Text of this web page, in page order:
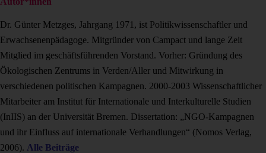
Dr. Günter Metzges, Jahrgang 1971, ist Politikwissenschaftler und
Erwachsenenpäda­goge. Mitgründer von Campact und lange Zeit
Mitglied im geschäftsführenden Vorstand. Vorher: Gründung des
Ökologischen Zentrums in Verden/Aller und Mitwirkung in
verschiedenen politischen Kampagnen. 2000-2003 Wissenschaftlicher
Mitarbeiter am Institut für Internationale und Interkulturelle Studien
(InIIS) an der Universität Bremen. Dissertation: „NGO-Kampagnen
und ihr Einfluss auf internationale Verhandlungen“ (Nomos Verlag,
2006). Alle Beiträge